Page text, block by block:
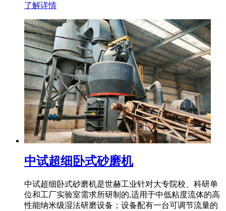
了解详情
中试超细卧式砂磨机
中试超细卧式砂磨机是世赫工业针对大专院校、科研单
位和工厂实验室需求所研制的,适用于中低粘度流体的高
性能纳米级湿法研磨设备；设备配有一台可调节流量的